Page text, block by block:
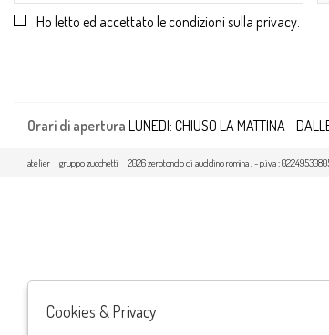
Ho letto ed accettato le condizioni sulla privacy.
Orari di apertura LUNEDI: CHIUSO LA MATTINA -
2026 zerotondo di auddino romina . - p.iva :
atelier gruppo zucchetti
Cookies & Privacy